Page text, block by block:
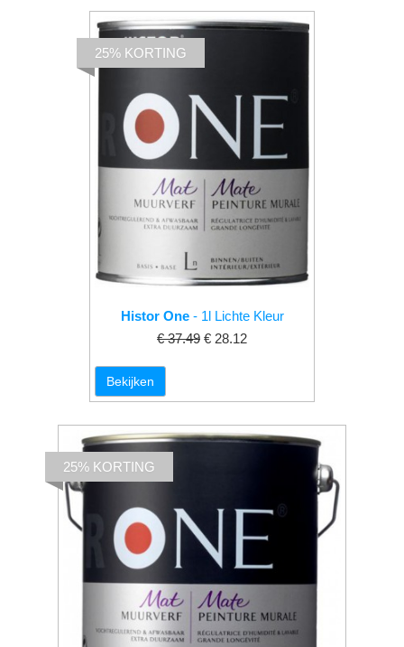
Histor One- 1l Lichte Kleur
€ 37.49 € 28.12
25% KORTING
Bekijken
25% KORTING